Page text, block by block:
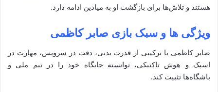
هستند و تلاش‌ها برای بازگشت او به میادین ادامه دارد.
ویژگی‌ ها و سبک بازی صابر کاظمی
صابر کاظمی با ترکیبی از قدرت بدنی، دقت در سرویس، مهارت در
اسپک و هوش تاکتیکی، توانسته جایگاه خود را در تیم ملی و
باشگاه‌ها تثبیت کند.